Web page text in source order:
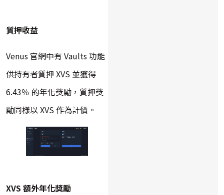
質押收益
Venus 官網中有 Vaults 功能
供持有者質押 XVS 並獲得
6.43％ 的年化獎勵，質押獎
勵同樣以 XVS 作為計價。
XVS 額外年化獎勵